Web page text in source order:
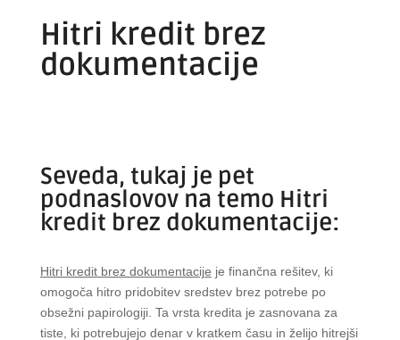
Hitri kredit brez
dokumentacije
Seveda, tukaj je pet
podnaslovov na temo Hitri
kredit brez dokumentacije:
Hitri kredit brez dokumentacije je finančna rešitev, ki
omogoča hitro pridobitev sredstev brez potrebe po
obsežni papirologiji. Ta vrsta kredita je zasnovana za
tiste, ki potrebujejo denar v kratkem času in želijo hitrejši